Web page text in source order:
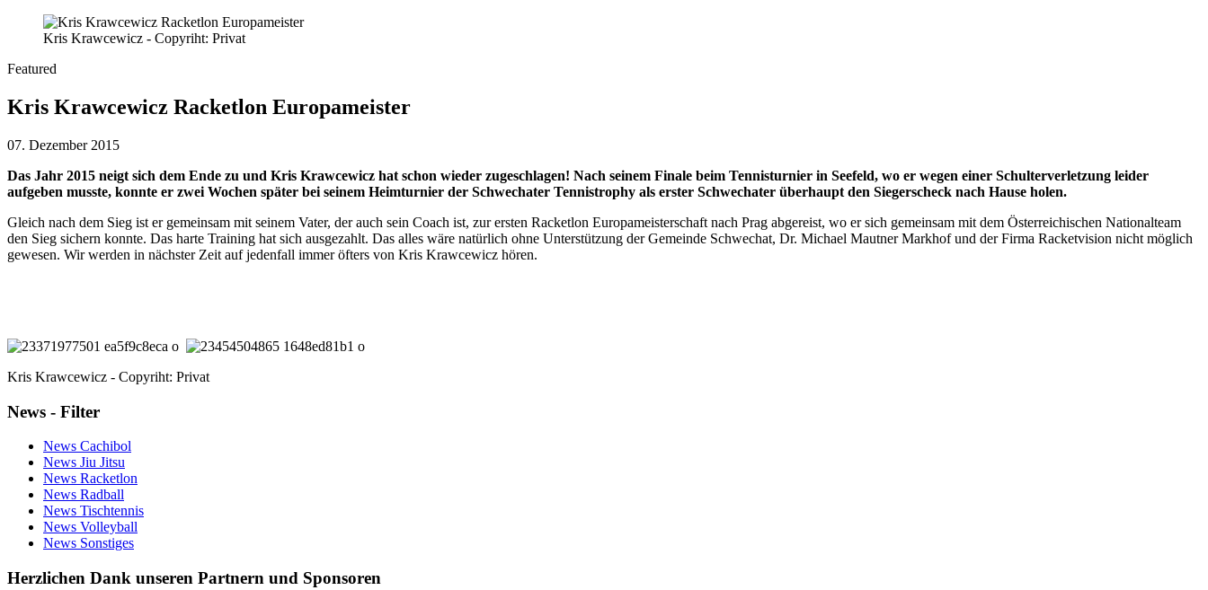
Kris Krawcewicz - Copyriht: Privat
Featured
Kris Krawcewicz Racketlon Europameister
07. Dezember 2015
Das Jahr 2015 neigt sich dem Ende zu und Kris Krawcewicz hat schon wieder zugeschlagen! Nach seinem Finale beim Tennisturnier in Seefeld, wo er wegen einer Schulterverletzung leider
aufgeben musste, konnte er zwei Wochen später bei seinem Heimturnier der Schwechater Tennistrophy als erster Schwechater überhaupt den Siegerscheck nach Hause holen.
Gleich nach dem Sieg ist er gemeinsam mit seinem Vater, der auch sein Coach ist, zur ersten Racketlon Europameisterschaft nach Prag abgereist, wo er sich gemeinsam mit dem Österreichischen Nationalteam
den Sieg sichern konnte. Das harte Training hat sich ausgezahlt. Das alles wäre natürlich ohne Unterstützung der Gemeinde Schwechat, Dr. Michael Mautner Markhof und der Firma Racketvision nicht möglich
gewesen. Wir werden in nächster Zeit auf jedenfall immer öfters von Kris Krawcewicz hören.
Kris Krawcewicz - Copyriht: Privat
News - Filter
News Cachibol
News Jiu Jitsu
News Racketlon
News Radball
News Tischtennis
News Volleyball
News Sonstiges
Herzlichen Dank unseren Partnern und Sponsoren